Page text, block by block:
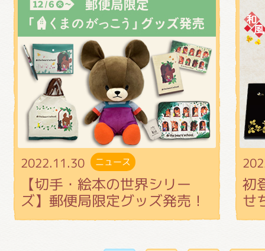
2022.11.30 ニュース
【切手・絵本の世界シリー
ズ】郵便局限定グッズ発売！
初
せ